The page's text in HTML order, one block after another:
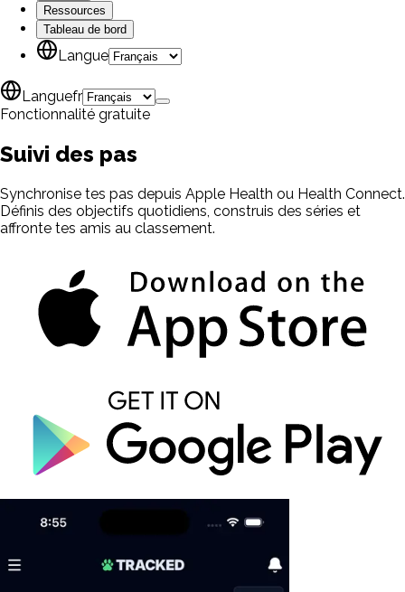
Ressources
Tableau de bord
Langue
Languefr
Fonctionnalité gratuite
Suivi des pas
Synchronise tes pas depuis Apple Health ou Health Connect.
Définis des objectifs quotidiens, construis des séries et
affronte tes amis au classement.